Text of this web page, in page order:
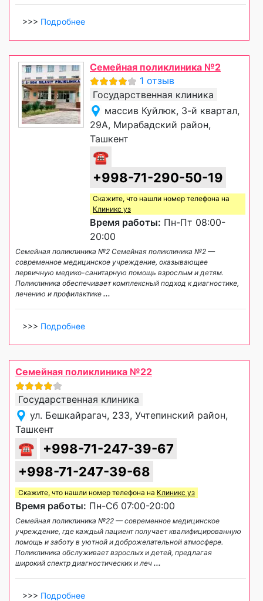
>>> Подробнее
Семейная поликлиника №2
1 отзыв
Государственная клиника
массив Куйлюк, 3-й квартал,
29А, Мирабадский район,
Ташкент
☎
+998-71-290-50-19
Скажите, что нашли номер телефона на
Клиникс уз
Время работы: Пн-Пт 08:00-
20:00
Семейная поликлиника №2 Семейная поликлиника №2 —
современное медицинское учреждение, оказывающее
первичную медико-санитарную помощь взрослым и детям.
Поликлиника обеспечивает комплексный подход к диагностике,
лечению и профилактике ...
>>> Подробнее
Семейная поликлиника №22
Государственная клиника
ул. Бешкайрагач, 233, Учтепинский район,
Ташкент
☎
+998-71-247-39-67
+998-71-247-39-68
Скажите, что нашли номер телефона на Клиникс уз
Время работы: Пн-Сб 07:00-20:00
Семейная поликлиника №22 — современное медицинское
учреждение, где каждый пациент получает квалифицированную
помощь и заботу в уютной и доброжелательной атмосфере.
Поликлиника обслуживает взрослых и детей, предлагая
широкий спектр диагностических и леч ...
>>> Подробнее